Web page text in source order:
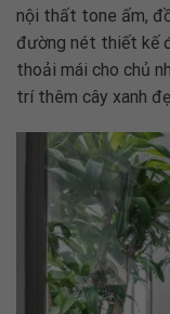
nội thất tone ấm,
đường nét thiết kế
thoải mái cho chủ
trí thêm cây xanh